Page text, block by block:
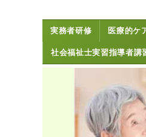
実務者研修 医療的ケ
社会福祉士実習指導者講